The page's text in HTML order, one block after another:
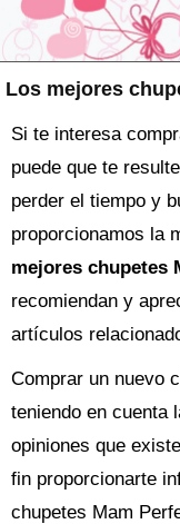
Los mejores
Si te interesa
puede que te
perder el tiempo y
proporcionamos la
mejores chupetes
recomiendan y
artículos
Comprar un nuevo
teniendo en cuenta
opiniones que
fin proporcionarte
chupetes Mam